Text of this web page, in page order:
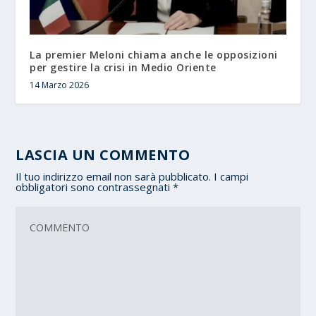
La premier Meloni chiama anche le opposizioni
per gestire la crisi in Medio Oriente
14 Marzo 2026
LASCIA UN COMMENTO
Il tuo indirizzo email non sarà pubblicato. I campi
obbligatori sono contrassegnati*